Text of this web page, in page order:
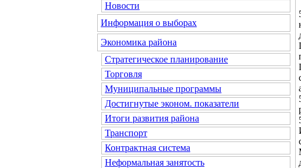
Новости
Информация о выборах
Экономика района
Стратегическое планирование
Торговля
Муниципальные программы
Достигнутые эконом. показатели
Итоги развития района
Транспорт
Контрактная система
Неформальная занятость